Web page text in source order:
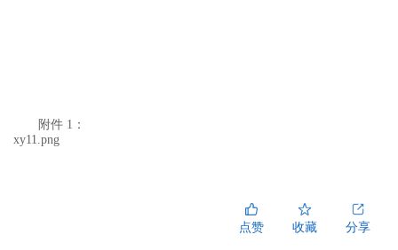
附件 1：
xy11.png
点赞 收藏 分享